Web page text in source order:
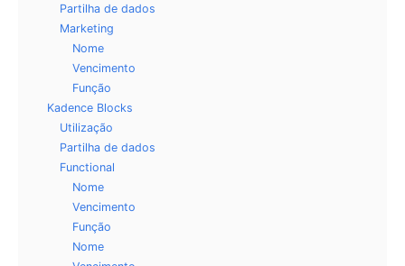
Partilha de dados
Marketing
Nome
Vencimento
Função
Kadence Blocks
Utilização
Partilha de dados
Functional
Nome
Vencimento
Função
Nome